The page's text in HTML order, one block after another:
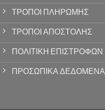
ΤΡΟΠΟΙ ΠΛΗΡΩΜΗΣ
ΤΡΟΠΟΙ ΑΠΟΣΤΟΛΗΣ
ΠΟΛΙΤΙΚΗ ΕΠΙΣΤΡΟΦΩΝ
ΠΡΟΣΩΠΙΚΑ ΔΕΔΟΜΕΝΑ